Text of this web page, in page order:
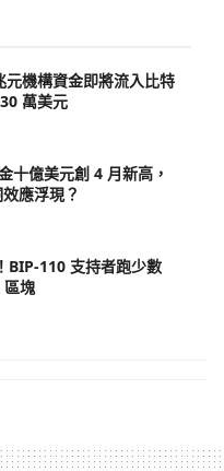
機構資金即將流入比特
萬美元
十億美元創 4 月新高，
應浮現？
BIP-110 支持者跑少數
區塊